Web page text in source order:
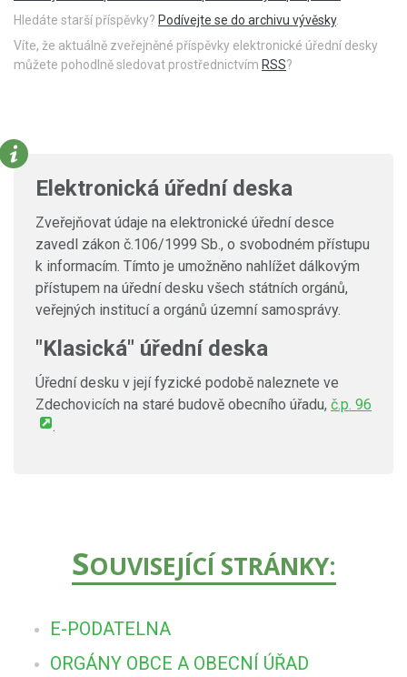
Hledáte starší příspěvky? Podívejte se do archivu vývěsky.
Víte, že aktuálně zveřejněné příspěvky elektronické úřední desky
můžete pohodlně sledovat prostřednictvím RSS?
Elektronická úřední deska
Zveřejňovat údaje na elektronické úřední desce
zavedl zákon č.106/1999 Sb., o svobodném přístupu
k informacím. Tímto je umožněno nahlížet dálkovým
přístupem na úřední desku všech státních orgánů,
veřejných institucí a orgánů územní samosprávy.
"Klasická" úřední deska
Úřední desku v její fyzické podobě naleznete ve
Zdechovicích na staré budově obecního úřadu, č.p. 96
.
SOUVISEJÍCÍ STRÁNKY:
E-PODATELNA
ORGÁNY OBCE A OBECNÍ ÚŘAD